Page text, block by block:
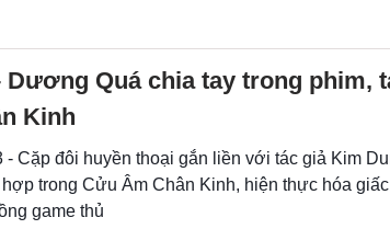
Dương Quá chia tay trong phim,
Kinh
- Cặp đôi huyền thoại gắn liền với tác giả Kim
trong Cửu Âm Chân Kinh, hiện thực hóa
game thủ